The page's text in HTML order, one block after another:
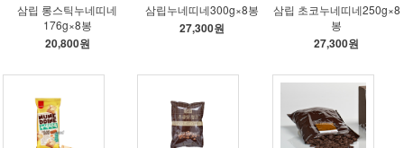
삼립 롱스틱누네띠네
176g×8봉
20,800원
삼립누네띠네300g×8봉
27,300원
삼립 초코누네띠네250g×8
봉
27,300원